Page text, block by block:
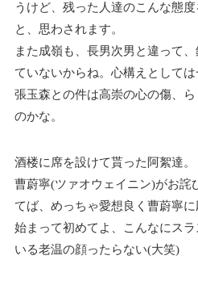
うけど、残った人達のこんな態
と、思わされます。
また成嶺も、長男次男と違って
ていないからね。心構えとしては
張玉森との件は高崇の心の傷、
のかな。
酒楼に席を設けて貰った阿絮達。
曹蔚寧(ツァオウェイニン)がお詫
てば、めっちゃ愛想良く曹蔚寧
始まって初めてよ、こんなにス
いる老温の顔ったらない(大笑)